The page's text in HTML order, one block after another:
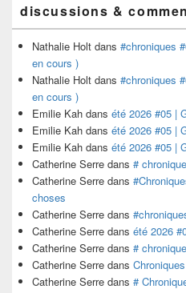
discussions &
Nathalie Holt dans #chroniques
en cours )
Nathalie Holt dans #chroniques
en cours )
Emilie Kah dans été 2026 #05 |
Emilie Kah dans été 2026 #05 |
Emilie Kah dans été 2026 #05 |
Catherine Serre dans #
Catherine Serre dans
choses
Catherine Serre dans
Catherine Serre dans été 2026
Catherine Serre dans #
Catherine Serre dans
Catherine Serre dans #